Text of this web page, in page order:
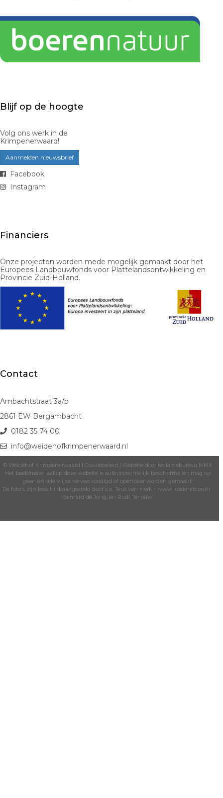
Blijf op de hoogte
Volg ons werk in de
Krimpenerwaard!
Aanmelden nieuwsbrief
Facebook
Instagram
Financiers
Onze projecten worden mede mogelijk gemaakt door het
Europees Landbouwfonds voor Plattelandsontwikkeling en
Provincie Zuid-Holland.
Contact
Ambachtstraat 3a/b
2861 EW Bergambacht
0182 35 74 00
info@weidehofkrimpenerwaard.nl
© Weidehof Krimpenerwaard | Cookiebeleid | Website door reclamebureau MMX
Het beeldmateriaal op deze website is auteursrechtelijk beschermd en mag op
geen enkele wijze verveelvoudigd of openbaar worden gemaakt.
De foto's zijn beschikbaar gesteld door o.a. Teus van Herk - www.koeienfotos.nl
Bernard de Jong, en Rudi Terlouw.